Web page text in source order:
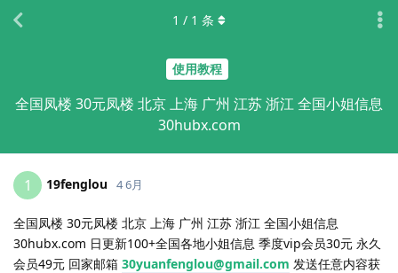
使用教程
全国凤楼 30元凤楼 北京 上海 广州 江苏 浙江 全国小姐信息
30hubx.com
1 / 1 条
1 19fenglou 4 6月
全国凤楼 30元凤楼 北京 上海 广州 江苏 浙江 全国小姐信息
30hubx.com 日更新100+全国各地小姐信息 季度vip会员30元 永久
会员49元 回家邮箱 30yuanfenglou@gmail.com 发送任意内容获